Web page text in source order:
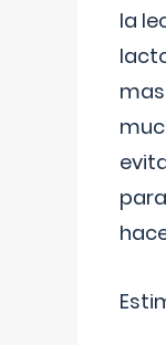
la